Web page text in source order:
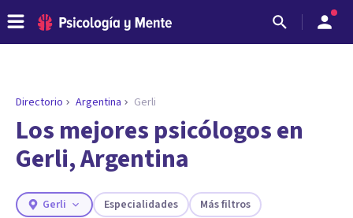
ENCONTRAR MI TERAPEUTA
¿Necesitas ayuda para encontrar el
psicólogo adecuado?
Responde a unas breves preguntas y te ofreceremos
necesidades.
Directorio Argentina Gerli
Los mejores psicólogos en
Gerli, Argentina
Gerli Especialidades Más filtros